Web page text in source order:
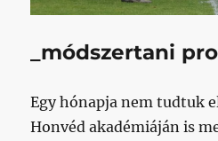
_módszertani
Egy hónapja nem tudtuk
Honvéd akadémiáján is